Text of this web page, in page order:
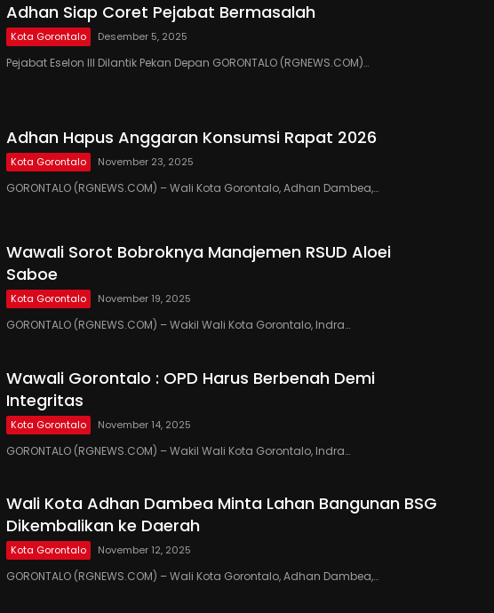
Adhan Siap Coret Pejabat Bermasalah
Kota Gorontalo Desember 5, 2025
Pejabat Eselon III Dilantik Pekan Depan GORONTALO (RGNEWS.COM)…
Adhan Hapus Anggaran Konsumsi Rapat 2026
Kota Gorontalo November 23, 2025
GORONTALO (RGNEWS.COM) – Wali Kota Gorontalo, Adhan Dambea,…
Wawali Sorot Bobroknya Manajemen RSUD Aloei
Saboe
Kota Gorontalo November 19, 2025
GORONTALO (RGNEWS.COM) – Wakil Wali Kota Gorontalo, Indra…
Wawali Gorontalo : OPD Harus Berbenah Demi
Integritas
Kota Gorontalo November 14, 2025
GORONTALO (RGNEWS.COM) – Wakil Wali Kota Gorontalo, Indra…
Wali Kota Adhan Dambea Minta Lahan Bangunan BSG
Dikembalikan ke Daerah
Kota Gorontalo November 12, 2025
GORONTALO (RGNEWS.COM) – Wali Kota Gorontalo, Adhan Dambea,…